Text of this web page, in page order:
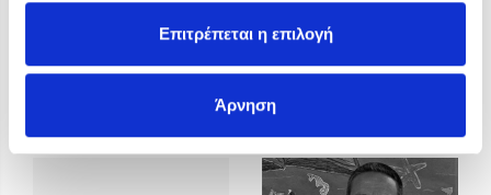
Επιτρέπεται η επιλογή
Άρνηση
Βιβλίου στο Πεδίον του Άρεως